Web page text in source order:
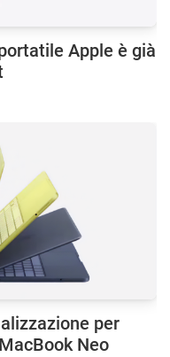
Apple è già
per
Neo